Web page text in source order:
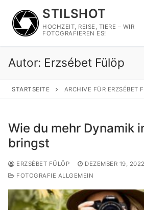
Inhalt
springen
STILSHOT
HOCHZEIT, REISE, TIERE – WIR
FOTOGRAFIEREN ES!
Suchen nach:
Autor: Erzsébet Fülöp
STARTSEITE ARCHIVE FÜR ERZSÉBET
Wie du mehr Dynamik
bringst
ERZSÉBET FÜLÖP
DEZEMBER 19, 2022
FOTOGRAFIE ALLGEMEIN